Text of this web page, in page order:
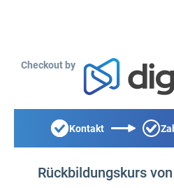
Checkout by
Kontakt
Rückbildungskurs